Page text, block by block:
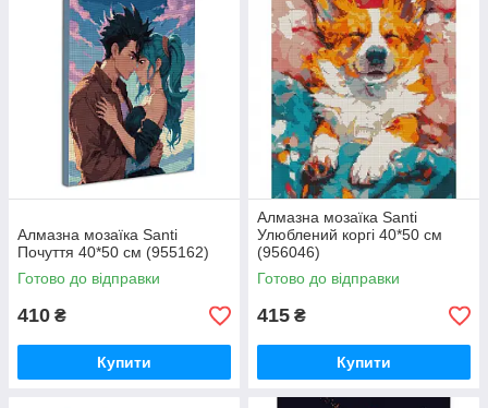
Алмазна мозаїка Santi
Почуття 40*50 см (955162)
Готово до відправки
410 ₴
Купити
Алмазна мозаїка Santi
Улюблений коргі 40*50 см
(956046)
Готово до відправки
415 ₴
Купити